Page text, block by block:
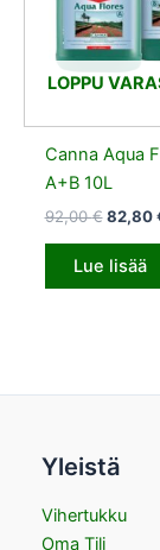
LOPPU
Canna Aqua
A+B 10L
92,00€ 82,80
Lue lisää
Yleistä
Vihertukku
Oma Tili